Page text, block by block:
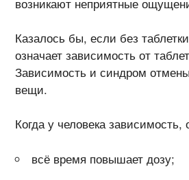
возникают неприятные
Казалось бы, если без
означает зависимость от
Зависимость и синдром
вещи.
Когда у человека зависимость,
всё время повышает дозу;